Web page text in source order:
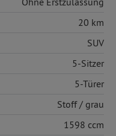
20 km
SUV
5-Sitzer
5-Türer
Stoff/ grau
1598 ccm